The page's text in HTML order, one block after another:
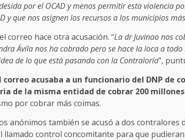
por el OCAD y menos permitir esta violencia
y que nos asignen los recursos a los municipios
correo hace otra acusación. “La dr Juvinao nos
Ávila nos ha cobrado pero se hace la loca a
de lo que está pasando con la Contraloría”,
correo acusaba a un funcionario del DNP de
de la misma entidad de cobrar 200 millones
por cobrar más coimas.
anónimos también se acusó a dos contralores
llamado control concomitante para que